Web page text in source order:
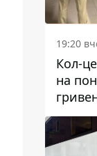
19:20
Кол-
на